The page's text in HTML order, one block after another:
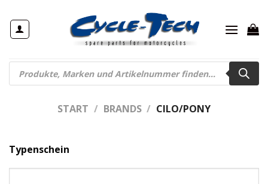
Inhalt
springen
Products
search
START / BRANDS / CILO/PONY
Typenschein